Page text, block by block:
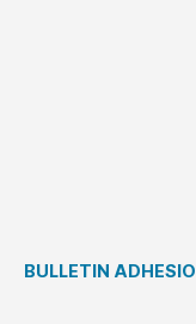
BULLETIN